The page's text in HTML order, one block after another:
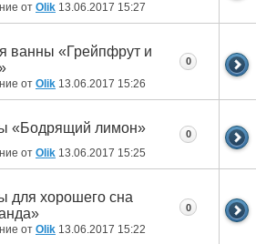
от Olik 13.06.2017 15:27
ванны «Грейпфрут и
от Olik 13.06.2017 15:26
0
«Бодрящий лимон»
от Olik 13.06.2017 15:25
0
для хорошего сна
от Olik 13.06.2017 15:22
0